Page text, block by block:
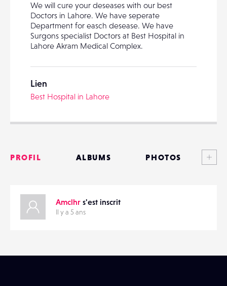
DESTINATAIRE
EMAIL
VOTRE
We will cure your deseases with our best
Doctors in Lahore. We have seperate
Department for easch desease. We have
Surgons specialist Doctors at Best Hospital in
Lahore Akram Medical Complex.
Lien
Best Hospital in Lahore
PROFIL ALBUMS PHOTOS
ÉVÉNEMENTS
Amclhr s'est inscrit
Il y a 5 ans